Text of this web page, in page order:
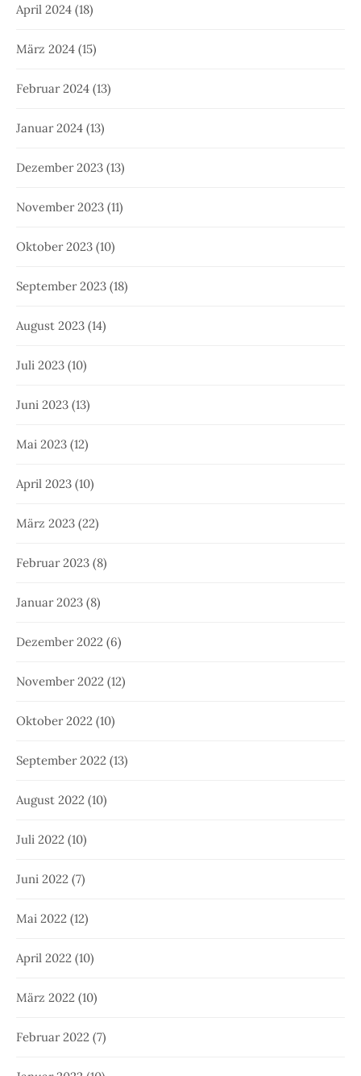
April 2024 (18)
März 2024 (15)
Februar 2024 (13)
Januar 2024 (13)
Dezember 2023 (13)
November 2023 (11)
Oktober 2023 (10)
September 2023 (18)
August 2023 (14)
Juli 2023 (10)
Juni 2023 (13)
Mai 2023 (12)
April 2023 (10)
März 2023 (22)
Februar 2023 (8)
Januar 2023 (8)
Dezember 2022 (6)
November 2022 (12)
Oktober 2022 (10)
September 2022 (13)
August 2022 (10)
Juli 2022 (10)
Juni 2022 (7)
Mai 2022 (12)
April 2022 (10)
März 2022 (10)
Februar 2022 (7)